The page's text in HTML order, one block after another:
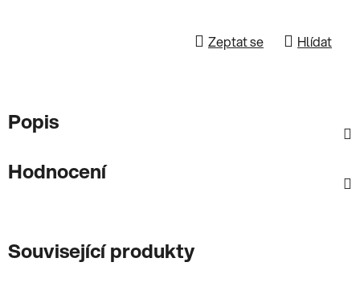
Zeptat se Hlídat
Popis
Hodnocení
Související produkty